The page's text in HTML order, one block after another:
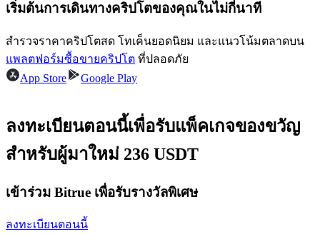
คู่มือเริ่มต้นฟิวเจอร์ส
เริ่มต้นการเดินทางคริปโตของคุณในไม่กี่นาที
สำรวจราคาคริปโตสด โทเค็นยอดนิยม และแนวโน้มตลาดบน
แพลตฟอร์มซื้อขายคริปโต ที่ปลอดภัย
App Store
Google Play
ลงทะเบียนตอนนี้เพื่อรับแพ็คเกจของขวัญ
สำหรับผู้มาใหม่ 236 USDT
เข้าร่วม Bitrue เพื่อรับรางวัลพิเศษ
ลงทะเบียนตอนนี้